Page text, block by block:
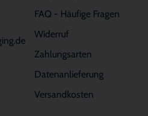
FAQ - Häufige Fragen
Widerruf
Zahlungsarten
Datenanlieferung
Versandkosten